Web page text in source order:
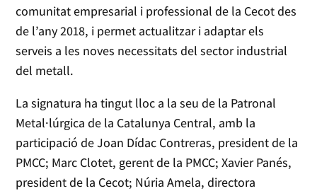
comunitat empresarial i professional de la Cecot des
de l’any 2018, i permet actualitzar i adaptar els
serveis a les noves necessitats del sector industrial
del metall.
La signatura ha tingut lloc a la seu de la Patronal
Metal·lúrgica de la Catalunya Central, amb la
participació de Joan Dídac Contreras, president de la
PMCC; Marc Clotet, gerent de la PMCC; Xavier Panés,
president de la Cecot; Núria Amela, directora